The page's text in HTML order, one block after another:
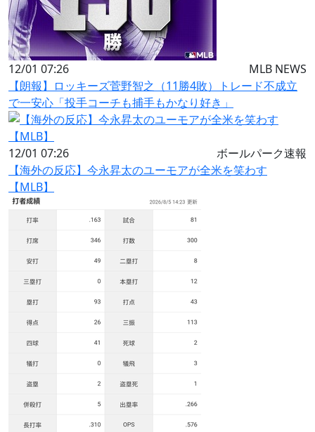
12/01 07:26
MLB NEWS
【朗報】ロッキーズ菅野智之（11勝4敗）トレード不成立
で一安心「投手コーチも捕手もかなり好き」
12/01 07:26
ボールパーク速報
【海外の反応】今永昇太のユーモアが全米を笑わす
【MLB】